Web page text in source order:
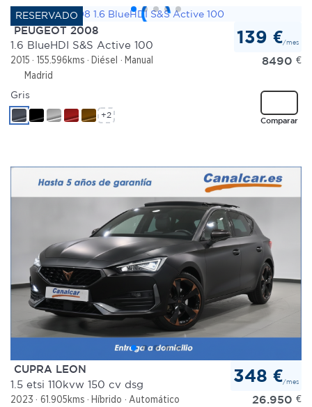
PEUGEOT 2008
1.6 BlueHDI S&S Active 100
2015 155.596kms Diésel
Manual
Madrid
139 €/mes
8490 €
Comparar
Gris
+2
CUPRA LEON
1.5 etsi 110kvw 150 cv dsg
2023 61.905kms Híbrido
Automático
348 €/mes
26.950 €